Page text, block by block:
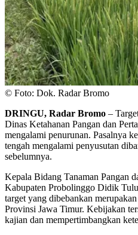
© Foto: Dok. Radar Bromo
DRINGU, Radar Bromo –
Dinas Ketahanan Pangan dan
mengalami penurunan. Pasalnya
tengah mengalami penyusutan
sebelumnya.
Kepala Bidang Tanaman Pangan
Kabupaten Probolinggo Didik
target yang dibebankan
Provinsi Jawa Timur. Kebijakan
kajian dan mempertimbangkan